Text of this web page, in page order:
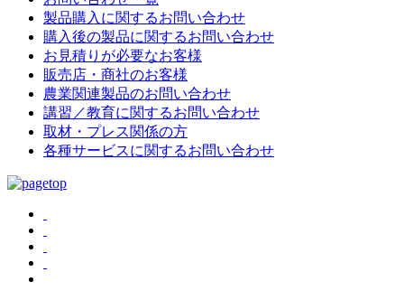
製品購入に関するお問い合わせ
購入後の製品に関するお問い合わせ
お見積りが必要なお客様
販売店・商社のお客様
農業関連製品のお問い合わせ
講習／教育に関するお問い合わせ
取材・プレス関係の方
各種サービスに関するお問い合わせ